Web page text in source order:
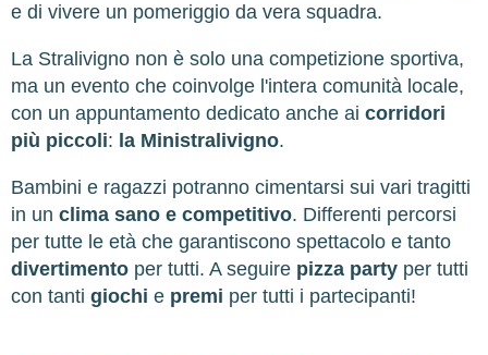
e di vivere un pomeriggio da vera squadra.
La Stralivigno non è solo una competizione sportiva,
ma un evento che coinvolge l'intera comunità locale,
con un appuntamento dedicato anche ai corridori
più piccoli: la Ministralivigno.
Bambini e ragazzi potranno cimentarsi sui vari tragitti
in un clima sano e competitivo. Differenti percorsi
per tutte le età che garantiscono spettacolo e tanto
divertimento per tutti. A seguire pizza party per tutti
con tanti giochi e premi per tutti i partecipanti!